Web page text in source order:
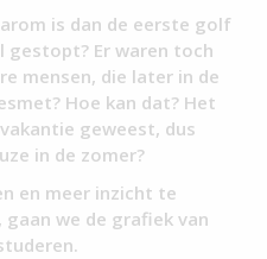
is dan de eerste golf
gestopt? Er waren toch
mensen, die later in de
Hoe kan dat? Het
geweest, dus
in de zomer?
en meer inzicht te
we de grafiek van